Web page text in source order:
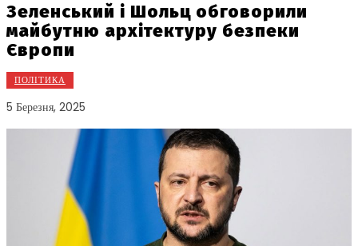
Зеленський і Шольц обговорили
майбутню архітектуру безпеки
Європи
ПОЛІТИКА
5 Березня, 2025